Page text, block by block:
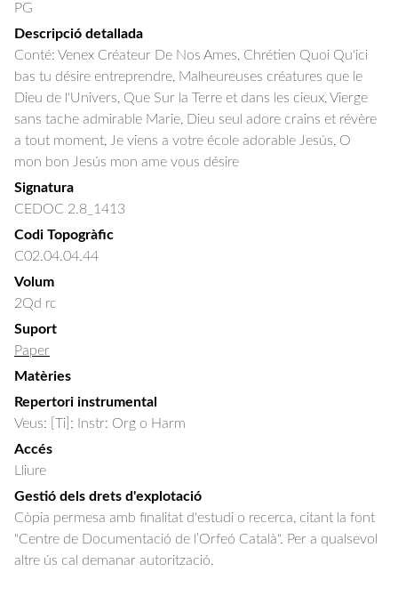
PG
Descripció detallada
Conté: Venex Créateur De Nos Ames, Chrétien Quoi Qu'ici
bas tu désire entreprendre, Malheureuses créatures que le
Dieu de l'Univers, Que Sur la Terre et dans les cieux, Vierge
sans tache admirable Marie, Dieu seul adore crains et révère
a tout moment, Je viens a votre école adorable Jesús, O
mon bon Jesús mon ame vous désire
Signatura
CEDOC 2.8_1413
Codi Topogràfic
C02.04.04.44
Volum
2Qd rc
Suport
Paper
Matèries
Repertori instrumental
Veus: [Ti]; Instr: Org o Harm
Accés
Lliure
Gestió dels drets d'explotació
Còpia permesa amb finalitat d'estudi o recerca, citant la font
"Centre de Documentació de l’Orfeó Català". Per a qualsevol
altre ús cal demanar autorització.